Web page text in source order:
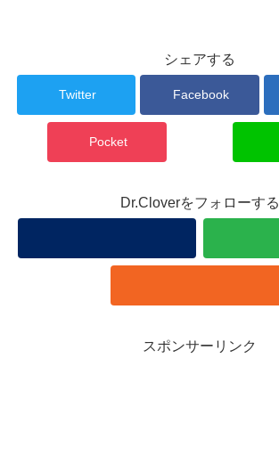
シェアする
Twitter Facebook
Pocket
Dr.Cloverをフォローする
スポンサーリンク